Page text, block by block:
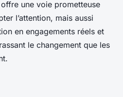
offre une voie prometteuse
l’attention, mais aussi
en engagements réels et
le changement que les